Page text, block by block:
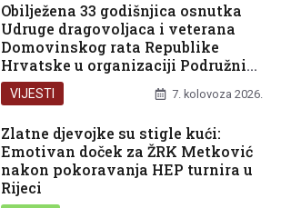
Obilježena 33 godišnjica osnutka
Udruge dragovoljaca i veterana
Domovinskog rata Republike
Hrvatske u organizaciji Podružnice
Dubrovačko-neretvanske županije
VIJESTI 7. kolovoza 2026.
Zlatne djevojke su stigle kući:
Emotivan doček za ŽRK Metković
nakon pokoravanja HEP turnira u
Rijeci